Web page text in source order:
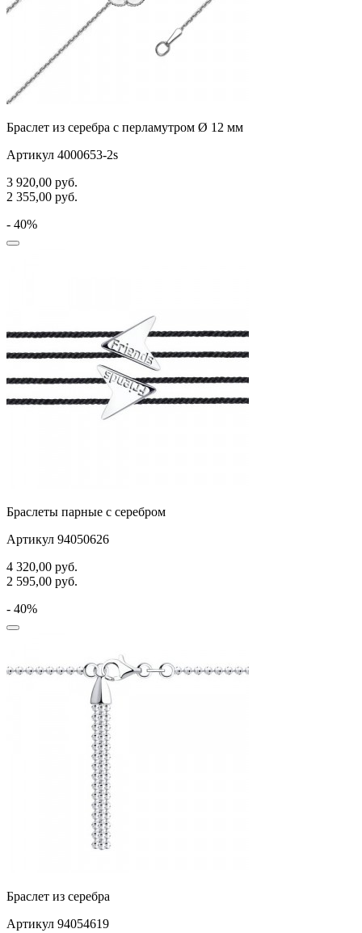
Браслет из серебра с перламутром Ø 12 мм
Артикул 4000653-2s
3 920,00 руб.
2 355,00 руб.
- 40%
Браслеты парные с серебром
Артикул 94050626
4 320,00 руб.
2 595,00 руб.
- 40%
Браслет из серебра
Артикул 94054619